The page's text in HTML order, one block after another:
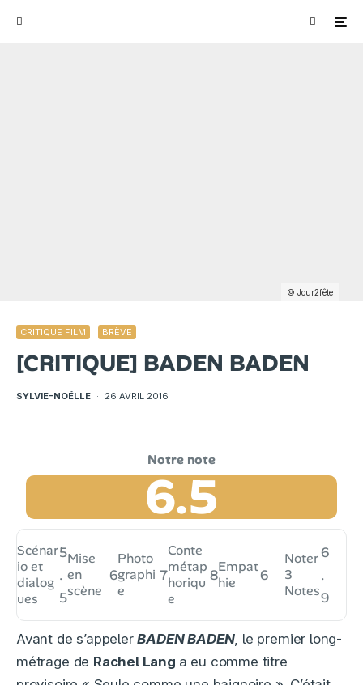
© Jour2fête
CRITIQUE FILM BRÈVE
[CRITIQUE] BADEN BADEN
SYLVIE-NOËLLE · 26 AVRIL 2016
Scénar
io et
dialog
ues
5
.
5
Mise
en
scène
6
Photo
graphi
e
7
Conte
métap
horiqu
e
8Empat
hie
6
Noter
3
Notes
6
.
9
6.5
Avant de s’appelerBADEN BADEN, le premier long-
métrage de Rachel Lang a eu comme titre